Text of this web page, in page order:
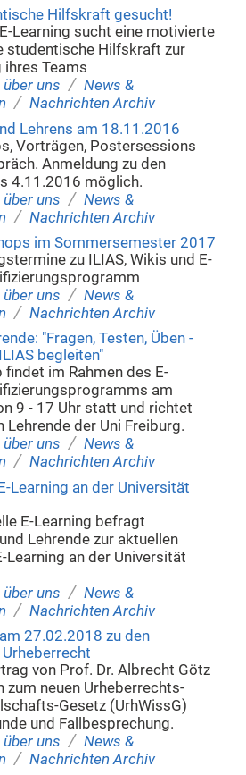
Hilfskraft gesucht!
Learning sucht eine motivierte
studentische Hilfskraft zur
Teams
über uns / News &
/ Nachrichten Archiv
Lehrens am 18.11.2016
Vorträgen, Postersessions
Anmeldung zu den
4.11.2016 möglich.
über uns / News &
/ Nachrichten Archiv
im Sommersemester 2017
zu ILIAS, Wikis und E-
über uns / News &
/ Nachrichten Archiv
"Fragen, Testen, Üben -
begleiten"
findet im Rahmen des E-
am
9 - 17 Uhr statt und richtet
Lehrende der Uni Freiburg.
über uns / News &
/ Nachrichten Archiv
Learning an der Universität
E-Learning befragt
Lehrende zur aktuellen
Learning an der Universität
über uns / News &
/ Nachrichten Archiv
27.02.2018 zu den
von Prof. Dr. Albrecht Götz
zum neuen Urheberrechts-
Gesetz (UrhWissG)
und Fallbesprechung.
über uns / News &
/ Nachrichten Archiv